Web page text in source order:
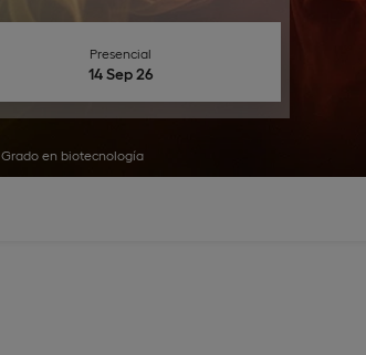
Presencial
14 Sep 26
Grado en biotecnología